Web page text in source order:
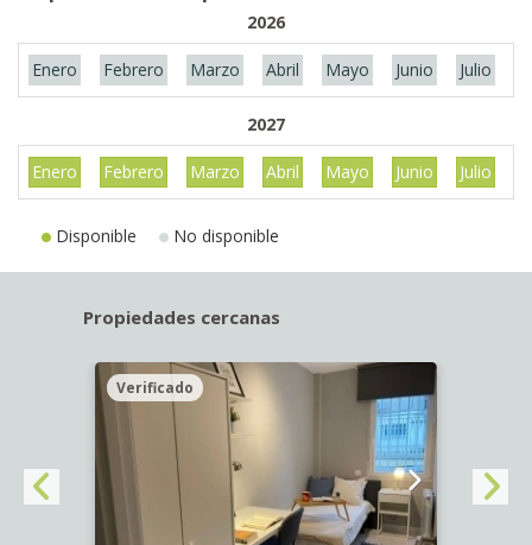
2026
Enero Febrero Marzo Abril Mayo Junio Julio
2027
Enero Febrero Marzo Abril Mayo Junio Julio
Disponible No disponible
Propiedades cercanas
Verificado